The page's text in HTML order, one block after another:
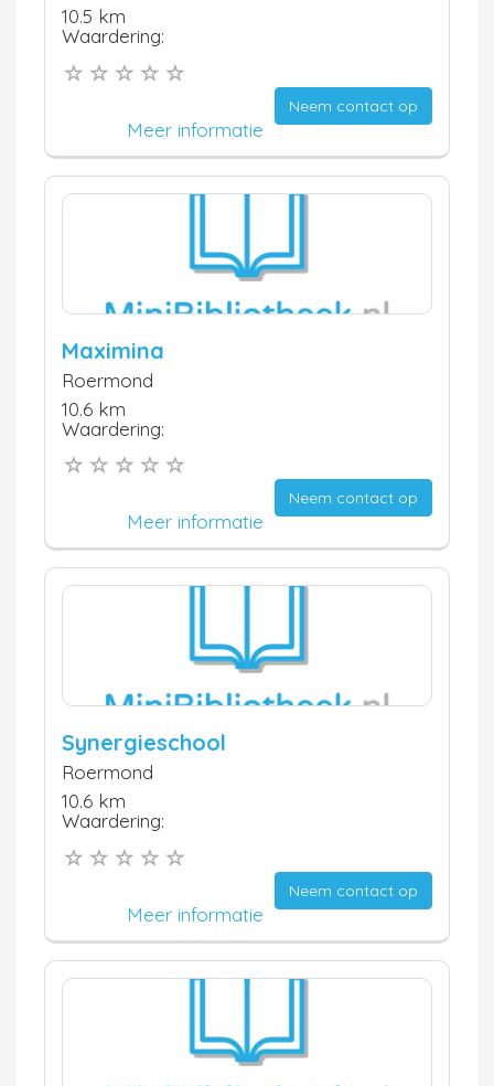
10.5 km
Waardering:
Neem contact op
Meer informatie
Maximina
Roermond
10.6 km
Waardering:
Neem contact op
Meer informatie
Synergieschool
Roermond
10.6 km
Waardering:
Neem contact op
Meer informatie